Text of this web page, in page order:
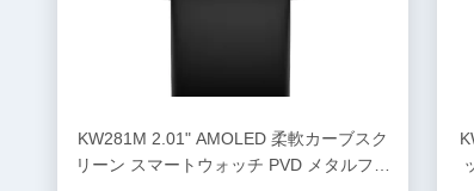
KW281M 2.01" AMOLED 柔軟カーブスク
リーン スマートウォッチ PVD メタルフレ